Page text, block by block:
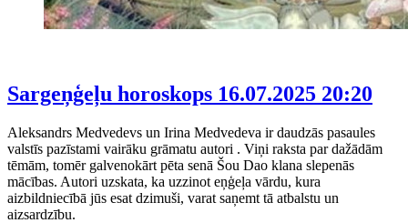
Sargeņģeļu horoskops 16.07.2025 20:20
Aleksandrs Medvedevs un Irina Medvedeva ir daudzās pasaules
valstīs pazīstami vairāku grāmatu autori . Viņi raksta par dažādām
tēmām, tomēr galvenokārt pēta senā Šou Dao klana slepenās
mācības. Autori uzskata, ka uzzinot eņģeļa vārdu, kura
aizbildniecībā jūs esat dzimuši, varat saņemt tā atbalstu un
aizsardzību.